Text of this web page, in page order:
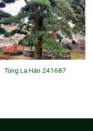
Tùng La Hán 241687